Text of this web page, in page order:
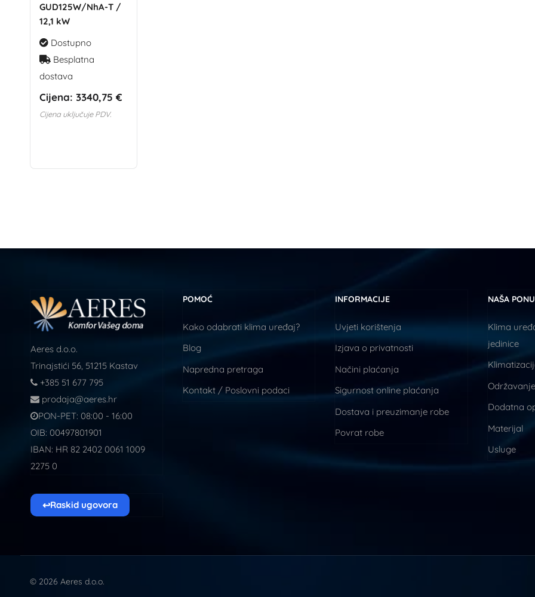
GUD125W/NhA-T /
12,1 kW
Dostupno
Besplatna
dostava
Cijena: 3340,75 €
Cijena uključuje PDV.
Aeres d.o.o.
Trinajstići 56, 51215 Kastav
+385 51 677 795
prodaja@aeres.hr
PON-PET: 08:00 - 16:00
OIB: 00497801901
IBAN: HR 82 2402 0061 1009
2275 0
↩Raskid ugovora
POMOĆ
Kako odabrati klima uređaj?
Blog
Napredna pretraga
Kontakt / Poslovni podaci
INFORMACIJE
Uvjeti korištenja
Izjava o privatnosti
Načini plaćanja
Sigurnost online plaćanja
Dostava i preuzimanje robe
Povrat robe
NAŠA
Klima
jedinice
Dodatna
Materijal
Usluge
© 2026 Aeres d.o.o.